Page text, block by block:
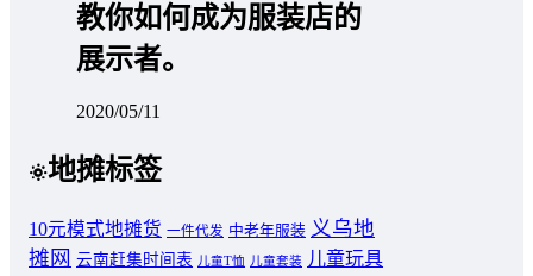
教你如何成为服装店的
展示者。
2020/05/11
地摊标签
10元模式地摊货 一件代发 中老年服装 义乌地
摊网 云南赶集时间表 儿童T恤 儿童套装 儿童玩具